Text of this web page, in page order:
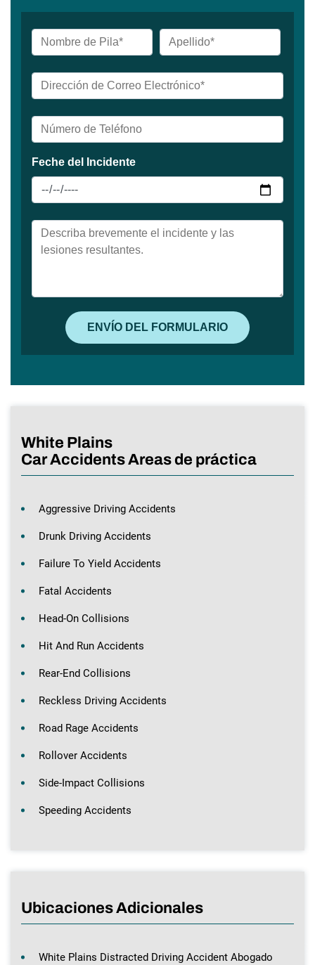
White Plains
Car Accidents Areas de práctica
Aggressive Driving Accidents
Drunk Driving Accidents
Failure To Yield Accidents
Fatal Accidents
Head-On Collisions
Hit And Run Accidents
Rear-End Collisions
Reckless Driving Accidents
Road Rage Accidents
Rollover Accidents
Side-Impact Collisions
Speeding Accidents
Ubicaciones Adicionales
White Plains Distracted Driving Accident Abogado